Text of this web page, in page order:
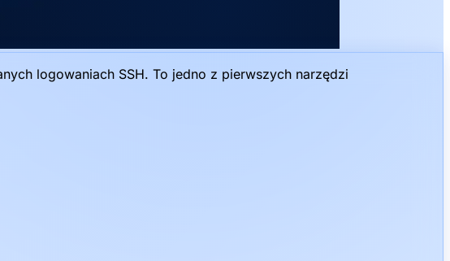
logowaniach SSH. To jedno z pierwszych narzędzi